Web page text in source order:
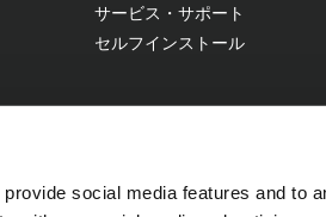
social media features and to
サービス・サポート
セルフインストール